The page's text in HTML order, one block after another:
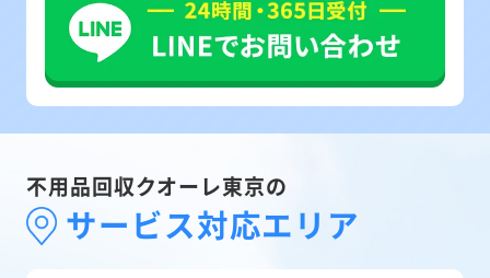
不用品回収クオーレ東京の
サービス対応エリア